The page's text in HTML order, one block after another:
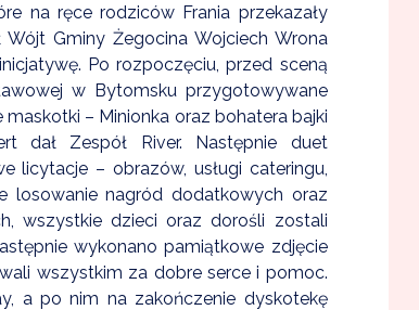
na ręce rodziców Frania przekazały
Gminy Żegocina Wojciech Wrona
Po rozpoczęciu, przed sceną
w Bytomsku przygotowywane
– Minionka oraz bohatera bajki
dał Zespół River. Następnie duet
licytacje – obrazów, usługi cateringu,
losowanie nagród dodatkowych oraz
wszystkie dzieci oraz dorośli zostali
wykonano pamiątkowe zdjęcie
wszystkim za dobre serce i pomoc.
a po nim na zakończenie dyskotekę